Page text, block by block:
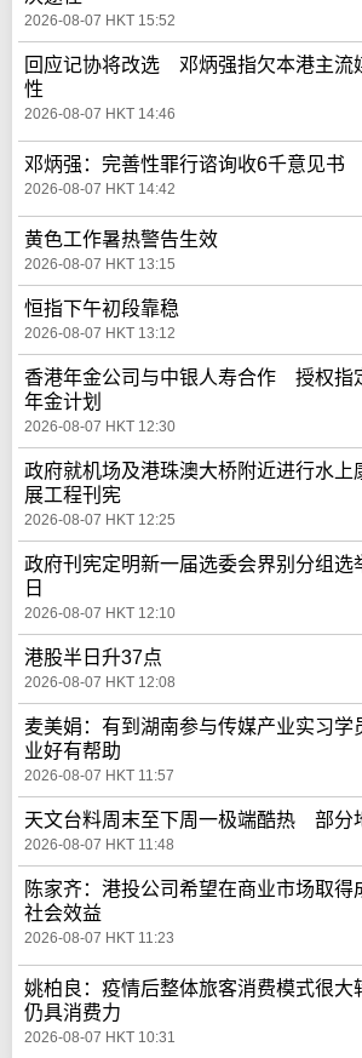
2026-08-07 HKT 15:52
回应记协将改选 邓炳强指欠本港主流
性
2026-08-07 HKT 14:46
邓炳强：完善性罪行谘询收6千意见书
2026-08-07 HKT 14:42
黄色工作暑热警告生效
2026-08-07 HKT 13:15
恒指下午初段靠稳
2026-08-07 HKT 13:12
香港年金公司与中银人寿合作 授权指
年金计划
2026-08-07 HKT 12:30
政府就机场及港珠澳大桥附近进行水上
展工程刊宪
2026-08-07 HKT 12:25
政府刊宪定明新一届选委会界别分组选
日
2026-08-07 HKT 12:10
港股半日升37点
2026-08-07 HKT 12:08
麦美娟：有到湖南参与传媒产业实习学
业好有帮助
2026-08-07 HKT 11:57
天文台料周末至下周一极端酷热 部分
2026-08-07 HKT 11:48
陈家齐：港投公司希望在商业市场取
社会效益
2026-08-07 HKT 11:23
姚柏良：疫情后整体旅客消费模式很
仍具消费力
2026-08-07 HKT 10:31